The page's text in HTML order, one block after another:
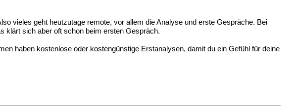
vieles geht heutzutage remote, vor allem die Analyse und erste Gespräche. Bei
klärt sich aber oft schon beim ersten Gespräch.
haben kostenlose oder kostengünstige Erstanalysen, damit du ein Gefühl für deine